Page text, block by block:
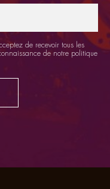
de recevoir tous les
de notre politique